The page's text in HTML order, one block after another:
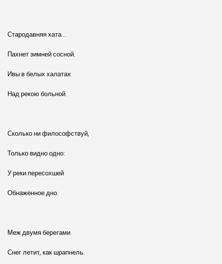
Стародавняя хата…
Пахнет зимней сосной.
Ивы в белых халатах
Над рекою больной.
Сколько ни философствуй,
Только видно одно:
У реки пересохшей
Обнаженное дно.
Меж двумя берегами
Снег летит, как шрапнель.